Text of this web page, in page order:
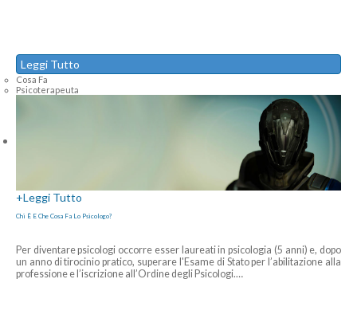
Leggi Tutto
Cosa Fa
Psicoterapeuta
+Leggi Tutto
Chi È E Che Cosa Fa Lo Psicologo?
Per diventare psicologi occorre esser laureati in psicologia (5 anni) e, dopo
un anno di tirocinio pratico, superare l'Esame di Stato per l’abilitazione alla
professione e l’iscrizione all’Ordine degli Psicologi.…